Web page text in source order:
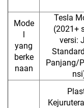
Mode
l
yang
berke
naan
Tesla
(2021+
versi:
Panjang/